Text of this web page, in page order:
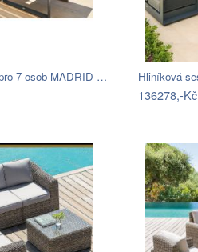
7 osob MADRID …
136278,-Kč